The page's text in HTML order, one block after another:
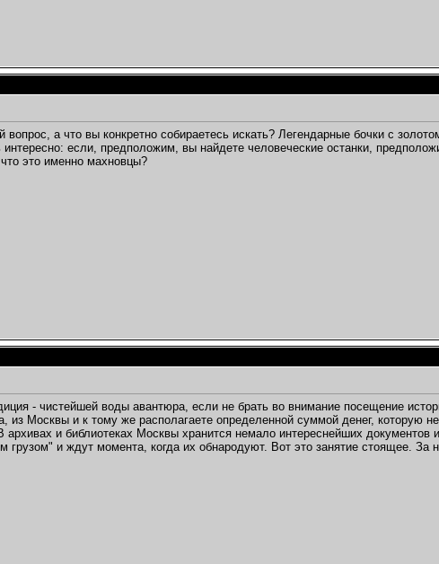
вопрос, а что вы конкретно собираетесь искать? Легендарные бочки с
если, предположим, вы найдете человеческие останки,
это именно махновцы?
- чистейшей воды авантюра, если не брать во внимание посещение
из Москвы и к тому же располагаете определенной суммой денег, которую
архивах и библиотеках Москвы хранится немало интереснейших документов
грузом" и ждут момента, когда их обнародуют. Вот это занятие стоящее. За